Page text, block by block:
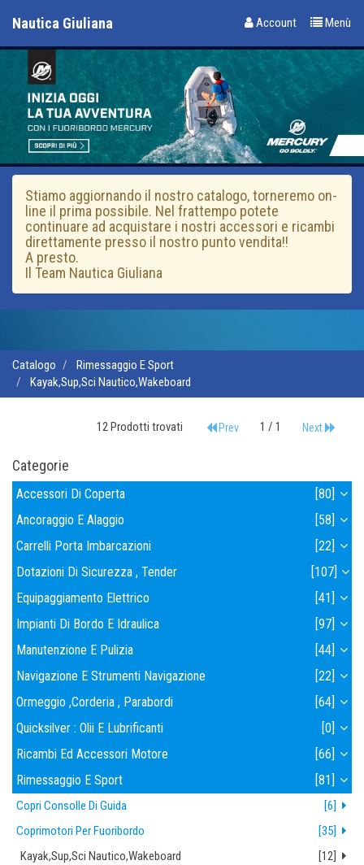
Menù
Account
Nautica Giuliana
Stiamo aggiornando il nostro catalogo, torneremo on-
line il prima possibile. Nel frattempo potete
continuare ad acquistare i nostri accessori e ricambi
direttamente presso il nostro punto vendita!!
A presto.
Il Team Nautica Giuliana
Catalogo
Rimessaggio E Sport
Kayak,sup,sci Nautico,wakeboard
12 Prodotti trovati Prev 1 / 1 Next
Categorie
Accessori Di Coperta
[80]
Ancoraggio E Alaggio
[58]
Carrelli Porta Imbarcazioni
[22]
Dotazioni Di Sicurezza , Tender
[107]
Equipaggiamento Elettrico
[41]
Impianti Di Bordo E Idraulica
[97]
Manutenzione E Pulizia
[44]
Navigazione E Strumenti Navigazione
[22]
Ormeggio ,corderia , Parabordi
[64]
Quicksilver : Olii E Lubrificanti
[0]
Ricambi Ed Accessori Motore
[66]
Rimessaggio E Sport
[81]
Copri Consolle Di Guida
[6]
Coprimotori Per Fuoribordo
[35]
Kayak,sup,sci Nautico,wakeboard
[12]